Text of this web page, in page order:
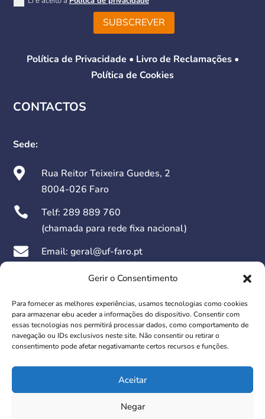
Gerir o Consentimento
Para fornecer as melhores experiências, usamos tecnologias como cookies
para armazenar e/ou aceder a informações do dispositivo. Consentir com
essas tecnologias nos permitirá processar dados, como comportamento de
navegação ou IDs exclusivos neste site. Não consentir ou retirar o
consentimento pode afetar negativamante certos recursos e funções.
Aceitar
Negar
SUBSCREVER
Política de Privacidade • Livro de Reclamações•
Política de Cookies
CONTACTOS
Sede:

Rua Reitor Teixeira Guedes, 2
8004-026 Faro
 Telf: 289 889 760
(chamada para rede fixa nacional)
 Email: geral@uf-faro.pt
Dias Úteis das 09h00 às 17h30
Redes Sociais:
© 2026 União das Freguesias de Faro. Todos os direitos
reservados.